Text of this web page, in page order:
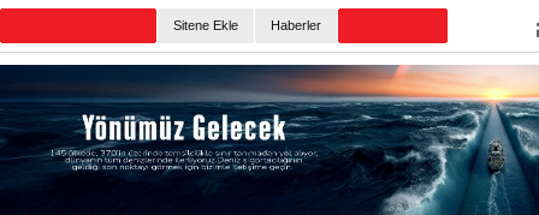
Sitene Ekle Haberler